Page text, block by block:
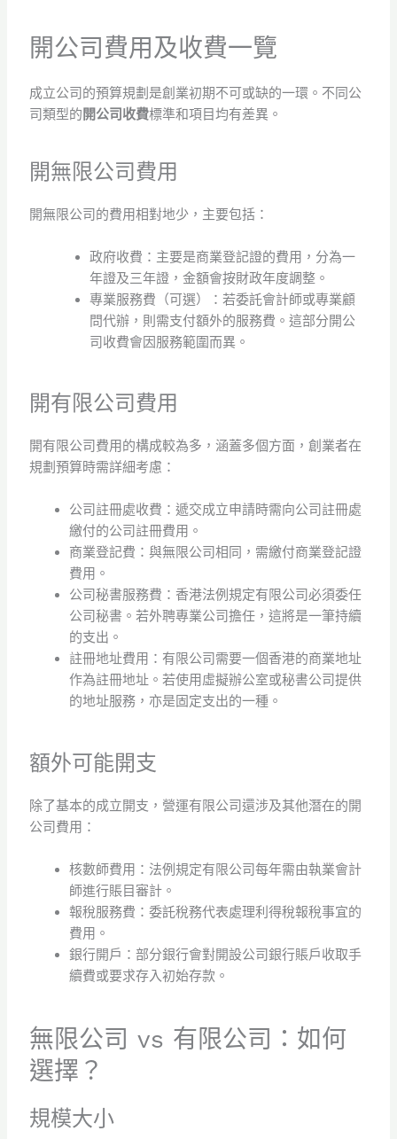
開公司費用及收費一覽
成立公司的預算規劃是創業初期不可或缺的一環。不同公
司類型的 開公司收費標準和項目均有差異。
開無限公司費用
開無限公司的費用相對地少，主要包括：
政府收費：主要是商業登記證的費用，分為一
年證及三年證，金額會按財政年度調整。
專業服務費（可選）：若委託會計師或專業顧
問代辦，則需支付額外的服務費。這部分開公
司收費會因服務範圍而異。
開有限公司費用
開有限公司費用的構成較為多，涵蓋多個方面，創業者在
規劃預算時需詳細考慮：
公司註冊處收費：遞交成立申請時需向公司註冊處
繳付的公司註冊費用。
商業登記費：與無限公司相同，需繳付商業登記證
費用。
公司秘書服務費：香港法例規定有限公司必須委任
公司秘書。若外聘專業公司擔任，這將是一筆持續
的支出。
註冊地址費用：有限公司需要一個香港的商業地址
作為註冊地址。若使用虛擬辦公室或秘書公司提供
的地址服務，亦是固定支出的一種。
額外可能開支
除了基本的成立開支，營運有限公司還涉及其他潛在的開
公司費用：
核數師費用：法例規定有限公司每年需由執業會計
師進行賬目審計。
報稅服務費：委託稅務代表處理利得稅報稅事宜的
費用。
銀行開戶：部分銀行會對開設公司銀行賬戶收取手
續費或要求存入初始存款。
無限公司 vs 有限公司：如何
選擇？
規模大小